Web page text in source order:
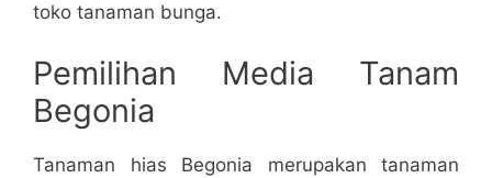
toko tanaman bunga.
Pemilihan Media Tanam
Begonia
Tanaman hias Begonia merupakan tanaman